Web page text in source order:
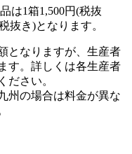
は1箱1,500円(税抜
抜き)となります。
となりますが、生産者
す。詳しくは各生産者
ださい。
州の場合は料金が異な